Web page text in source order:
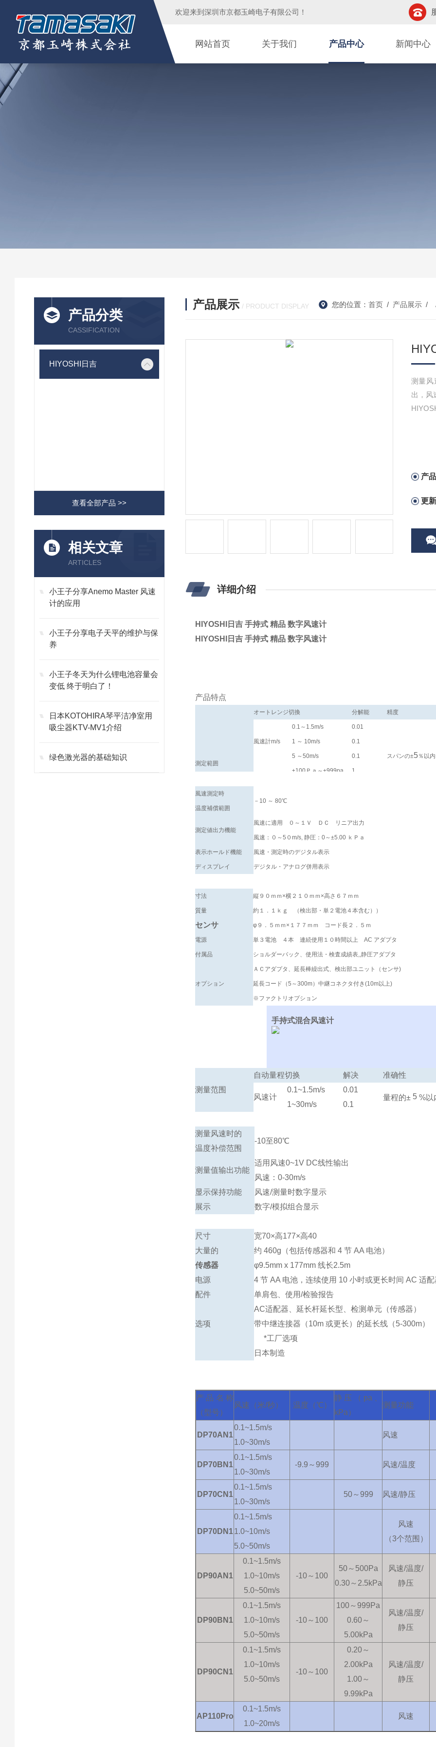
欢迎来到 深圳市京都玉崎电子有限公司 ！
网站首页 关于我们 产品中心 新闻中心
产品分类
CASSIFICATION
HIYOSHI日吉
查看全部产品 >>
相关文章
ARTICLES
小王子分享Anemo Master 风速
计的应用
小王子分享电子天平的维护与保
养
小王子冬天为什么锂电池容量会
变低 终于明白了！
日本KOTOHIRA琴平洁净室用
吸尘器KTV-MV1介绍
绿色激光器的基础知识
产品展示 / PRODUCT DISPLAY 您的位置： 首页/ 产品展示/
测量风
出，风
产
更
详细介绍
HIYOSHI日吉 手持式 精品 数字风速计
HIYOSHI日吉 手持式 精品 数字风速计
产品特点
測定範囲
オートレンジ切換 分解能 精度
風速計m/s
0.1～1.5m/s
1 ～ 10m/s
5 ～50m/s
0.01
0.1
0.1 スパンの±5％以内
±100Ｐａ～±999pa 1
風速測定時
温度補償範囲
－10 ～ 80℃
測定値出力機能
風速に適用 ０～１Ｖ ＤＣ リニア出力
風速：０～5０m/s, 静圧：0～±5.00 ｋＰａ
表示ホールド機能 風速・測定時のデジタル表示
ディスプレイ デジタル・アナログ併用表示
寸法 縦９０ｍｍ×横２１０ｍｍ×高さ６７ｍｍ
質量 約１．１ｋｇ （検出部・単２電池４本含む））
センサ φ９．５ｍｍ×１７７ｍｍ コード長２．５ｍ
電源 単３電池 ４本 連続使用１０時間以上 AC アダプタ
付属品 ショルダーバック、使用法・検査成績表,,静圧アダプタ
オプション
ＡＣアダプタ、延長棒繰出式、検出部ユニット（センサ)
延長コード（5～300m）中継コネクタ付き(10m以上)
※ファクトリオプション
手持式混合风速计
测量范围
自动量程切换 解决 准确性
风速计
0.1~1.5m/s
1~30m/s
0.01
0.1
量程的± 5 %以
测量风速时的
温度补偿范围
-10至80℃
测量值输出功能
适用风速0~1V DC线性输出
风速：0-30m/s
显示保持功能
风速/测量时数字显示
展示
数字/模拟组合显示
尺寸
宽70×高177×高40
大量的
约 460g（包括传感器和 4 节 AA 电池）
传感器
φ9.5mm x 177mm 线长2.5m
电源
4 节 AA 电池，连续使用 10 小时或更长时间 AC 适
配件
单肩包、使用/检验报告
选项
AC适配器、延长杆延长型、检测单元（传感器）
带中继连接器（10m 或更长）的延长线（5-300m）
*工厂选项
日本制造
产品名称
（型号）
风速（米/秒） 温度（℃）
静压（pa、
kPa）
测量功能
DP70AN1
0.1~1.5m/s
1.0~30m/s
风速
DP70BN1
0.1~1.5m/s
1.0~30m/s
-9.9～999 风速/温度
DP70CN1
0.1~1.5m/s
1.0~30m/s
50～999 风速/静压
DP70DN1
0.1~1.5m/s
1.0~10m/s
5.0~50m/s
风速
（3个范围）
DP90AN1
0.1~1.5m/s
1.0~10m/s
5.0~50m/s
-10～100
50～500Pa
0.30～2.5kPa
风速/温度/
静压
DP90BN1
0.1~1.5m/s
1.0~10m/s
5.0~50m/s
-10～100
100～999Pa
0.60～
5.00kPa
风速/温度/
静压
DP90CN1
0.1~1.5m/s
1.0~10m/s
5.0~50m/s
-10～100
0.20～
2.00kPa
1.00～
9.99kPa
风速/温度/
静压
AP110Pro
0.1~1.5m/s
1.0~20m/s
风速